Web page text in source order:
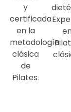
y
certificada
en la
metodología
clásica
de
Pilates.